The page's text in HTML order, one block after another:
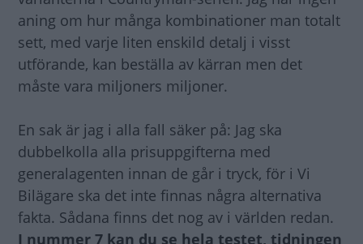
aning om hur många kombinationer man totalt
sett, med varje liten enskild detalj i visst
utförande, kan beställa av kärran men det
måste vara miljoners miljoner.
En sak är jag i alla fall säker på: Jag ska
dubbelkolla alla prisuppgifterna med
generalagenten innan de går i tryck, för i Vi
Bilägare ska det inte finnas några alternativa
fakta. Sådana finns det nog av i världen redan.
I nummer 7 kan du se hela testet, tidningen